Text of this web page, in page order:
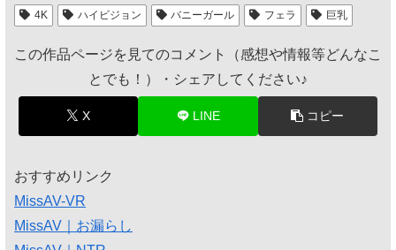
4K ハイビジョン バニーガール フェラ 巨乳
この作品ページを見てのコメント（感想や情報等どんなこ
とでも！）・シェアしてください♪
X LINE コピー
おすすめリンク
MissAV-VR
MissAV｜お漏らし